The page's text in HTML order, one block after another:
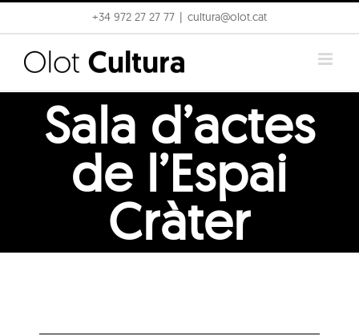
to
content
+34 972 27 27 77 cultura@olot.cat
Sala d’actes
de l’Espai
Cràter